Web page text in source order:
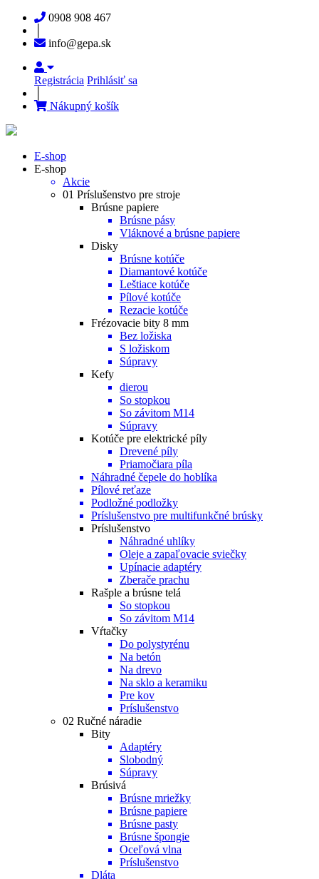
0908 908 467
info@gepa.sk
Registrácia Prihlásiť sa
Nákupný košík
E-shop
E-shop
Akcie
01 Príslušenstvo pre stroje
Brúsne papiere
Brúsne pásy
Vláknové a brúsne papiere
Disky
Brúsne kotúče
Diamantové kotúče
Leštiace kotúče
Pílové kotúče
Rezacie kotúče
Frézovacie bity 8 mm
Bez ložiska
S ložiskom
Súpravy
Kefy
dierou
So stopkou
So závitom M14
Súpravy
Kotúče pre elektrické píly
Drevené píly
Priamočiara píla
Náhradné čepele do hoblíka
Pílové reťaze
Podložné podložky
Príslušenstvo pre multifunkčné brúsky
Príslušenstvo
Náhradné uhlíky
Oleje a zapaľovacie sviečky
Upínacie adaptéry
Zberače prachu
Rašple a brúsne telá
So stopkou
So závitom M14
Vŕtačky
Do polystyrénu
Na betón
Na drevo
Na sklo a keramiku
Pre kov
Príslušenstvo
02 Ručné náradie
Bity
Adaptéry
Slobodný
Súpravy
Brúsivá
Brúsne mriežky
Brúsne papiere
Brúsne pasty
Brúsne špongie
Oceľová vlna
Príslušenstvo
Dláta